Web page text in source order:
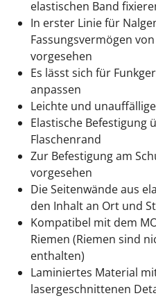
elastischen Band
In erster Linie für
Fassungsvermögen
vorgesehen
Es lässt sich für
anpassen
Leichte und
Elastische Befestigung
Flaschenrand
Zur Befestigung am
vorgesehen
Die Seitenwände aus
den Inhalt an Ort und
Kompatibel mit dem
Riemen (Riemen sind
enthalten)
Laminiertes Material
lasergeschnittenen